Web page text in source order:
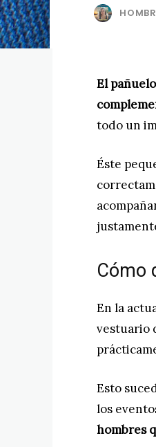
El
todo un
Éste
Cómo
En la
vestuario
Esto
los
hombres